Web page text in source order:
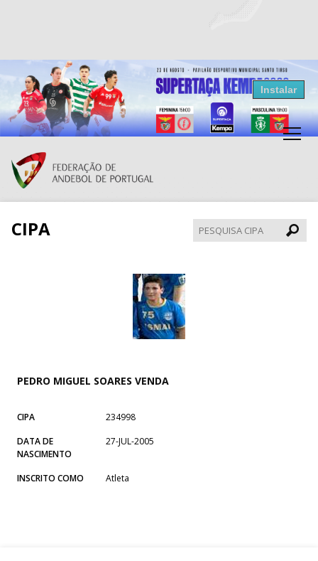
Resultados Andebol
Federação de Andebol de Portugal
Grátis - Disponivel na Play Store
Instalar
CIPA
CIPA
PEDRO MIGUEL SOARES VENDA
CIPA
234998
DATA DE
NASCIMENTO
27-JUL-2005
INSCRITO COMO Atleta